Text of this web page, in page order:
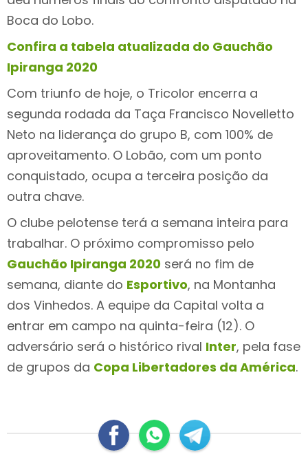
Boca do Lobo.
Confira a tabela atualizada do Gauchão
Ipiranga 2020
Com triunfo de hoje, o Tricolor encerra a
segunda rodada da Taça Francisco Novelletto
Neto na liderança do grupo B, com 100% de
aproveitamento. O Lobão, com um ponto
conquistado, ocupa a terceira posição da
outra chave.
O clube pelotense terá a semana inteira para
trabalhar. O próximo compromisso pelo
Gauchão Ipiranga 2020 será no fim de
semana, diante do Esportivo, na Montanha
dos Vinhedos. A equipe da Capital volta a
entrar em campo na quinta-feira (12). O
adversário será o histórico rival Inter, pela fase
de grupos da Copa Libertadores da América.